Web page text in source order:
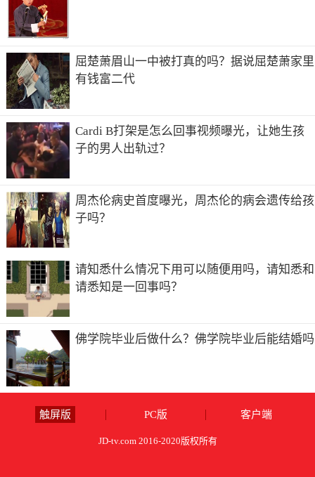
屈楚萧眉山一中被打真的吗？据说屈楚萧家里
有钱富二代
Cardi B打架是怎么回事视频曝光，让她生孩
子的男人出轨过？
周杰伦病史首度曝光，周杰伦的病会遗传给孩
子吗？
请知悉什么情况下用可以随便用吗，请知悉和
请悉知是一回事吗？
佛学院毕业后做什么？佛学院毕业后能结婚吗
触屏版 PC版 客户端
JD-tv.com 2016-2020版权所有